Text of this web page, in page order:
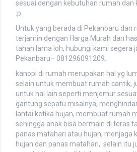
sesuai dengan kebutuhan rumah dan
:p.
Untuk yang berada di Pekanbaru dan
terjamin dengan Harga Murah dan
tahan lama loh, hubungi kami segera
Pekanbaru– 081296091209.
kanopi di rumah merupakan hal yg
selain untuk membuat rumah cantik,
untuk hal lain seperti menjemur
gantung sepatu misalnya,
lantai ketika hujan, membuat rumah
sehingga anak bisa bermain di teras
panas matahari atau hujan, menjaga
hujan dan panas matahari, selain itu